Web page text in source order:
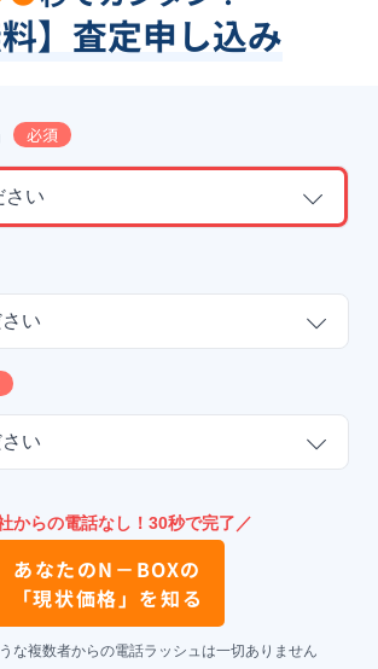
料】査定申し込み
必須
さい
い
い
からの電話なし！30秒で完了／
あなたのN－BOXの
「現状価格」を知る
な複数者からの電話ラッシュは一切ありません